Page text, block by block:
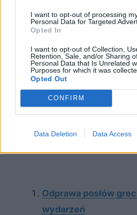
I want to opt-out of processing
Personal Data for Targeted
Opted In
I want to opt-out of Collection,
Retention, Sale, and/or Sharing
Personal Data that Is Unrelated
Purposes for which it was
Opted Out
CONFIRM
Data Deletion Data Access
Odprawa posłów
wydarzeń